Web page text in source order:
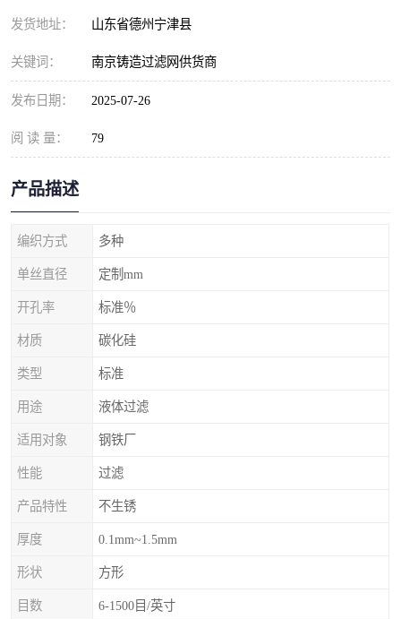
发货地址： 山东省德州宁津县
关键词： 南京铸造过滤网供货商
发布日期： 2025-07-26
阅 读 量： 79
产品描述
编织方式 多种
单丝直径 定制mm
开孔率 标准％
材质 碳化硅
类型 标准
用途 液体过滤
适用对象 钢铁厂
性能 过滤
产品特性 不生锈
厚度 0.1mm~1.5mm
形状 方形
目数 6-1500目/英寸